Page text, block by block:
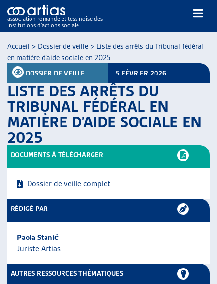
association romande et tessinoise des
institutions d’actions sociale
NOS PUBLICATIONS
ARTICLES
DOSSIERS DU MOIS
VEILLE
THÉMATIQUES
GUIDE SOCIAL ROMAND
AUTRES
L’ASSOCIATION
PROJETS ET ACTIVITÉS
JOURNÉES D’AUTOMNE
Accueil > Dossier de veille > Liste des arrêts du Tribunal fédéral
en matière d’aide sociale en 2025
DOSSIER DE VEILLE 5 FÉVRIER 2026
LISTE DES ARRÊTS DU
TRIBUNAL FÉDÉRAL EN
MATIÈRE D’AIDE SOCIALE EN
2025
DOCUMENTS À TÉLÉCHARGER
Dossier de veille complet
RÉDIGÉ PAR
Paola Stanić
Juriste Artias
AUTRES RESSOURCES THÉMATIQUES